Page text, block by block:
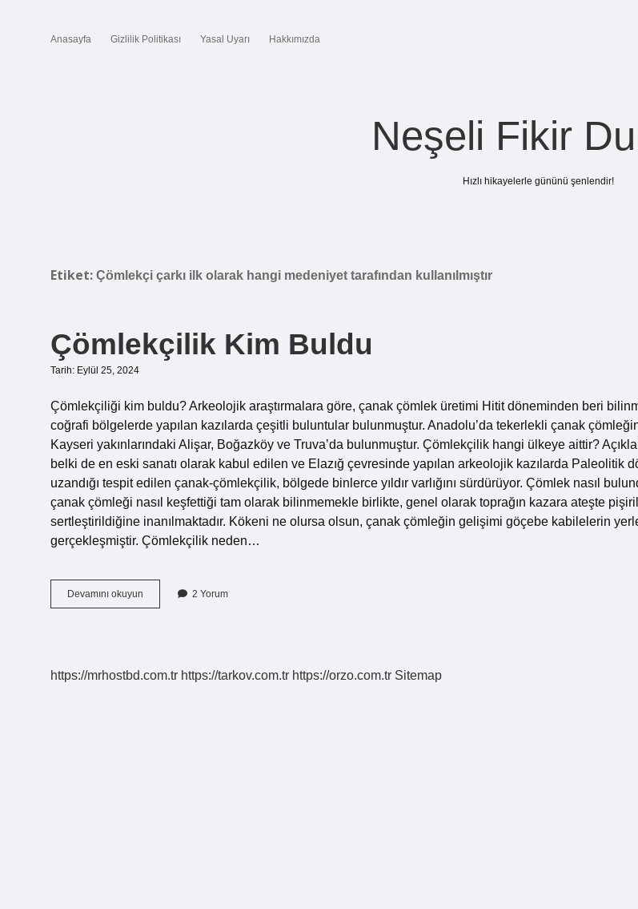
Anasayfa Gizlilik Politikası Yasal Uyarı Hakkımızda
Neşeli Fikir
Hızlı hikayelerle gününü şenlendir!
Etiket: Çömlekçi çarkı ilk olarak hangi medeniyet tarafından kullanılmıştır
Çömlekçilik Kim Buldu
Tarih: Eylül 25, 2024
Çömlekçiliği kim buldu? Arkeolojik araştırmalara göre, çanak çömlek üretimi Hitit döneminden beri
coğrafi bölgelerde yapılan kazılarda çeşitli buluntular bulunmuştur. Anadolu’da tekerlekli çanak
Kayseri yakınlarındaki Alişar, Boğazköy ve Truva’da bulunmuştur. Çömlekçilik hangi ülkeye aittir?
belki de en eski sanatı olarak kabul edilen ve Elazığ çevresinde yapılan arkeolojik kazılarda Paleolitik
uzandığı tespit edilen çanak-çömlekçilik, bölgede binlerce yıldır varlığını sürdürüyor. Çömlek nasıl
çanak çömleği nasıl keşfettiği tam olarak bilinmemekle birlikte, genel olarak toprağın kazara ateşte
sertleştirildiğine inanılmaktadır. Kökeni ne olursa olsun, çanak çömleğin gelişimi göçebe kabilelerin
gerçekleşmiştir. Çömlekçilik neden…
Devamını okuyun Çömlekçilik
Kim
2 Yorum
https://mrhostbd.com.tr https://tarkov.com.tr https://orzo.com.tr Sitemap